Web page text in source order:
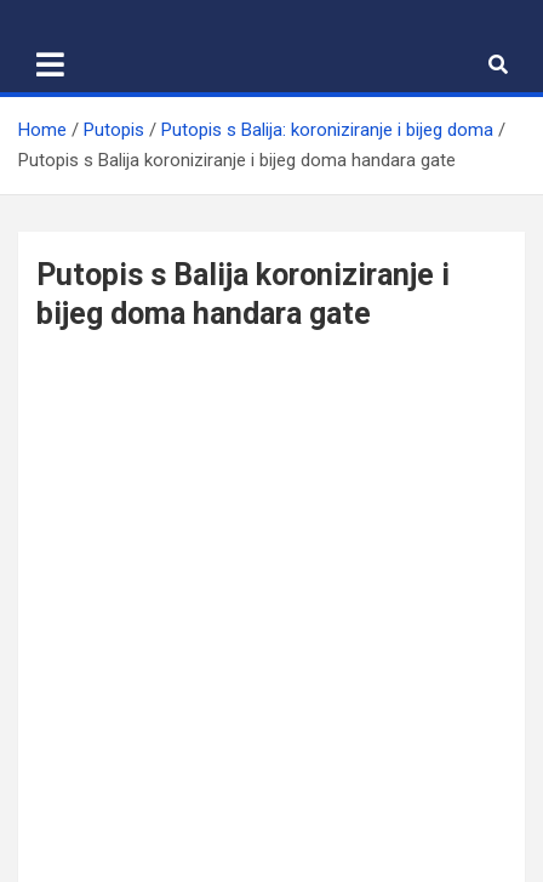
content
Home Putopis
Putopis s Balija: koroniziranje i bijeg doma
Putopis s Balija koroniziranje i bijeg doma handara gate
Putopis s Balija koroniziranje i
bijeg doma handara gate